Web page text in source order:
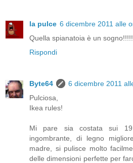
la pulce 6 dicembre 2011 alle
Quella spianatoia è un
Rispondi
Byte64
6 dicembre 2011
Pulciosa,
Ikea rules!
Mi pare sia costata sui
ingombrante, di legno
madre, si pulisce molto
delle dimensioni perfette per